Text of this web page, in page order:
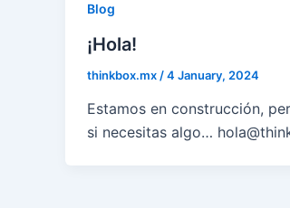
Blog
¡Hola!
thinkbox.mx /4 January, 2024
Estamos en construcción,
si necesitas algo…